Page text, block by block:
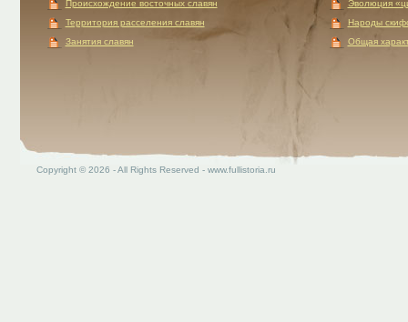
Происхождение восточных славян
Территория расселения славян
Занятия славян
Эволюция
Народы
Общая
Copyright © 2026 - All Rights Reserved - www.fullistoria.ru